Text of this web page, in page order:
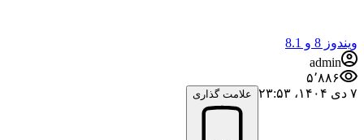
و 8.1
علامت گذاری